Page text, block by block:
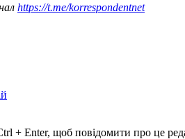
https://t.me/korrespondentnet
+ Enter, щоб повідомити про це